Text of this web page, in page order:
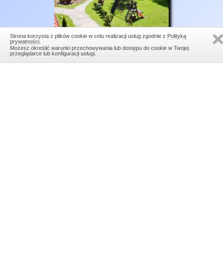
Strona korzysta z plików cookie w celu realizacji usług zgodnie z Polityką
prywatności
Możesz określić warunki przechowywania lub dostępu do cookie w Twojej
przeglądarce lub konfiguracji usługi.